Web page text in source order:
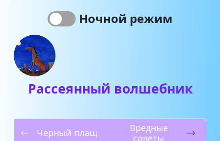
Ночной режим
Рассеянный волшебник
Черный плащ
Вредные
советы